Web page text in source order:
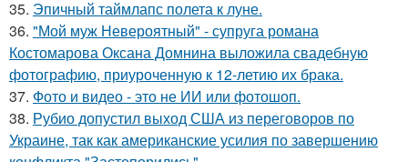
35. Эпичный таймлапс полета к луне.
36. "Мой муж Невероятный" - супруга романа
Костомарова Оксана Домнина выложила свадебную
фотографию, приуроченную к 12-летию их брака.
37. Фото и видео - это не ИИ или фотошоп.
38. Рубио допустил выход США из переговоров по
Украине, так как американские усилия по завершению